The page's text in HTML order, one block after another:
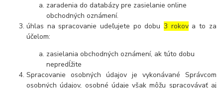
zaradenia do databázy pre zasielanie online
obchodných oznámení.
úhlas na spracovanie udeľujete po dobu3 rokova to za
účelom:
zasielania obchodných oznámení, ak túto dobu
nepredĺžite
Spracovanie osobných údajov je vykonávané Správcom
osobných údajov, osobné údaje však môžu spracovávať aj